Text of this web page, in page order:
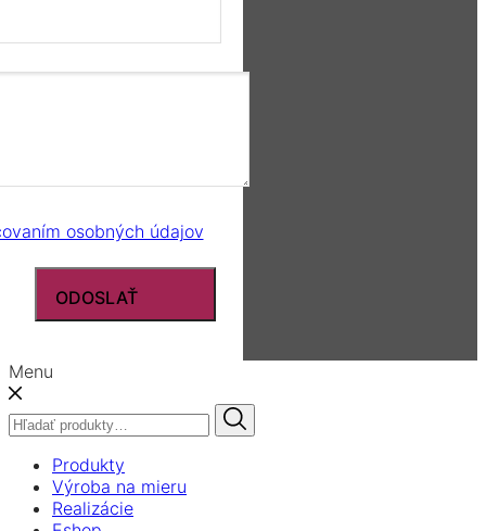
osobných údajov
ODOSLAŤ
Menu
Hľadať:
Produkty
Výroba na mieru
Realizácie